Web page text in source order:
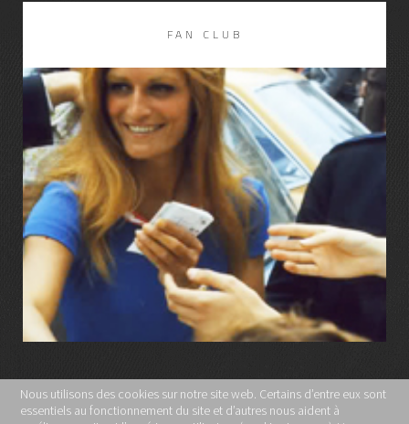
FAN CLUB
LIRE LA SUITE
MENTIONS LÉGALES
Nous utilisons des cookies sur notre site web. Certains d’entre eux sont
essentiels au fonctionnement du site et d’autres nous aident à